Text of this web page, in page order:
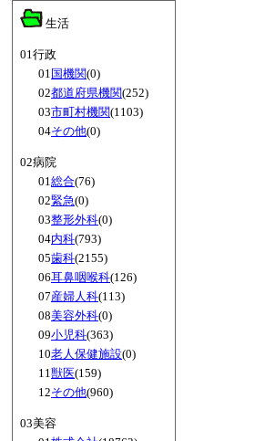
生活
01行政
01 国機関(0)
02都道府県機関(252)
03市町村機関(1103)
04その他(0)
02病院
01総合(76)
02緊急(0)
03整形外科(0)
04内科(793)
05歯科(2155)
06耳鼻咽喉科(126)
07産婦人科(113)
08美容外科(0)
09小児科(363)
10老人保健施設(0)
11獣医(159)
12その他(960)
03美容